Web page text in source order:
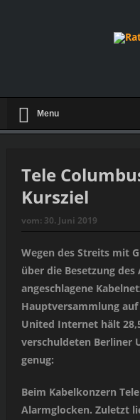
Menu
Tele
Kursziel
vom: 30. Juni 2019
Wegen des Streits mit
über die Besetzung
angeschlagene
Hauptversammlung
United Internet hält
verschuldeten Berliner
genug:
Beim Kabelkonzern
Alarmglocken. Zuletzt